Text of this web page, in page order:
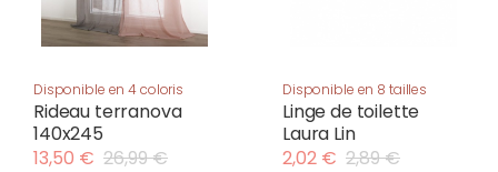
Disponible en 4 coloris
Rideau terranova
140x245
13,50 € 26,99 €
Disponible en 8 tailles
Linge de toilette
Laura Lin
2,02 € 2,89 €